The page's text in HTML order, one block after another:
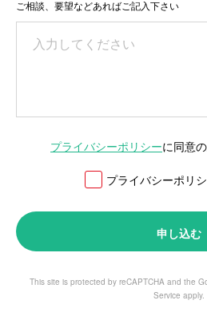
ご相談、要望などあればご記入下さい
プライバシーポリシーに同意
プライバシーポリ
申し込む
This site is protected by reCAPTCHA and the
Service apply.